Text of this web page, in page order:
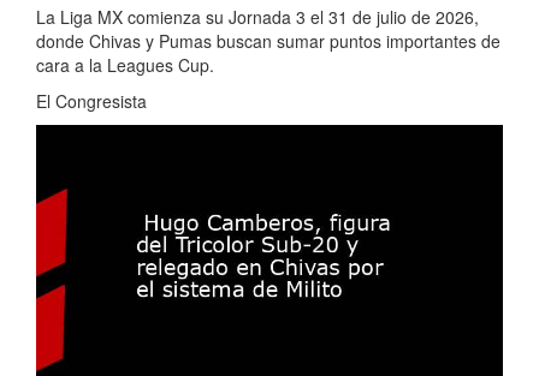
La Liga MX comienza su Jornada 3 el 31 de julio de 2026,
donde Chivas y Pumas buscan sumar puntos importantes de
cara a la Leagues Cup.
El Congresista